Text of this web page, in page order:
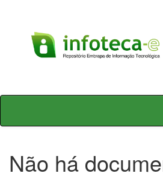
Skip
Não há